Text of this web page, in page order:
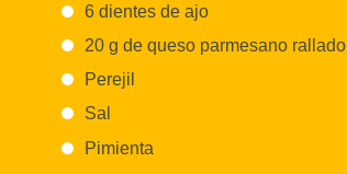
6 dientes de ajo
20 g de queso parmesano rallado
Perejil
Sal
Pimienta